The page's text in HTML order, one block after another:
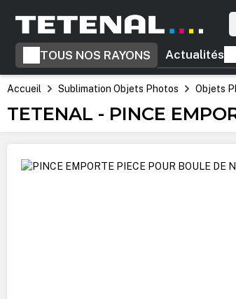
Passer à la navigation principale
TOUS NOS RAYONS Actualités
Accueil Sublimation Objets Photos Objets
TETENAL - PINCE
Ignorer la galerie d'images